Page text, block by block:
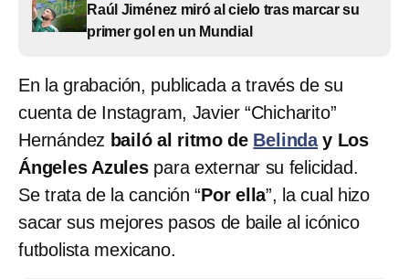
Raúl Jiménez miró al cielo tras marcar su
primer gol en un Mundial
En la grabación, publicada a través de su
cuenta de Instagram, Javier “Chicharito”
Hernández bailó al ritmo de Belinday Los
Ángeles Azulespara externar su felicidad.
Se trata de la canción “Por ella”, la cual hizo
sacar sus mejores pasos de baile al icónico
futbolista mexicano.